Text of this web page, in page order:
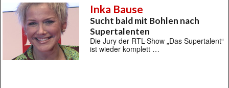
Inka Bause
Sucht bald mit Bohlen nach
Supertalenten
Die Jury der RTL-Show „Das Supertalent“
ist wieder komplett …